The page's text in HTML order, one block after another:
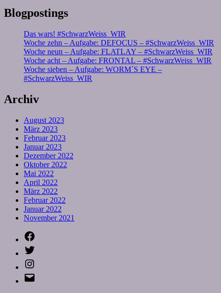
Blogpostings
Das wars! #SchwarzWeiss_WIR
Woche zehn – Aufgabe: DEFOCUS – #SchwarzWeiss_WIR
Woche neun – Aufgabe: FLATLAY – #SchwarzWeiss_WIR
Woche acht – Aufgabe: FRONTAL – #SchwarzWeiss_WIR
Woche sieben – Aufgabe: WORM´S EYE –
#SchwarzWeiss_WIR
Archiv
August 2023
März 2023
Februar 2023
Januar 2023
Dezember 2022
Oktober 2022
Mai 2022
April 2022
März 2022
Februar 2022
Januar 2022
November 2021